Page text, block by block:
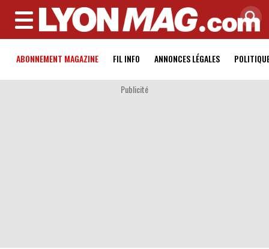
MENU
ABONNEMENT MAGAZINE FIL INFO ANNONCES LÉGALES
Publicité